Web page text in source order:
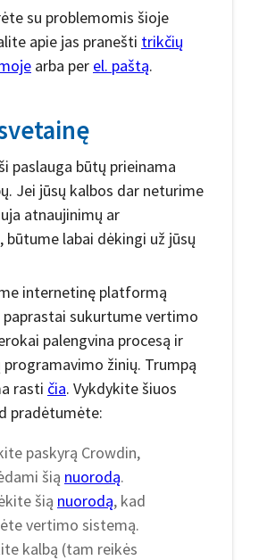
su problemomis šioje
apie jas pranešti trikčių
arba per el. paštą.
paslauga būtų prieinama
Jei jūsų kalbos dar neturime
atnaujinimų ar
būtume labai dėkingi už jūsų
internetinę platformą
paprastai sukurtume vertimo
palengvina procesą ir
žinių. Trumpą
rasti čia. Vykdykite šiuos
pradėtumėte:
paskyrą Crowdin,
šią nuorodą.
šią nuorodą, kad
vertimo sistemą.
kalbą (tam reikės